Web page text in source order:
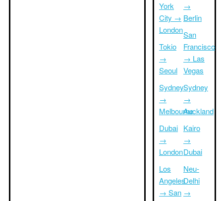
York
City →
London
Tokio
→
Seoul
Sydney
→
Melbourne
Dubai
→
London
Los
Angeles
→ San
→
Berlin
San
Francisco
→ Las
Vegas
Sydney
→
Auckland
Kairo
→
Dubai
Neu-
Delhi
→